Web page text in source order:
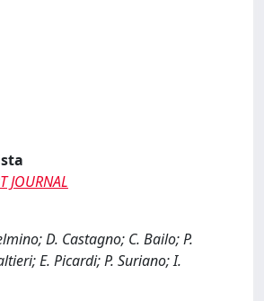
JOURNAL
D. Castagno; C. Bailo; P.
E. Picardi; P. Suriano; I.